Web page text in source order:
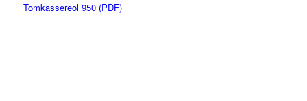
Tomkassereol 950 (PDF)